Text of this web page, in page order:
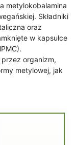
metylokobalamina
Składniki
oraz
w kapsułce
organizm,
metylowej, jak